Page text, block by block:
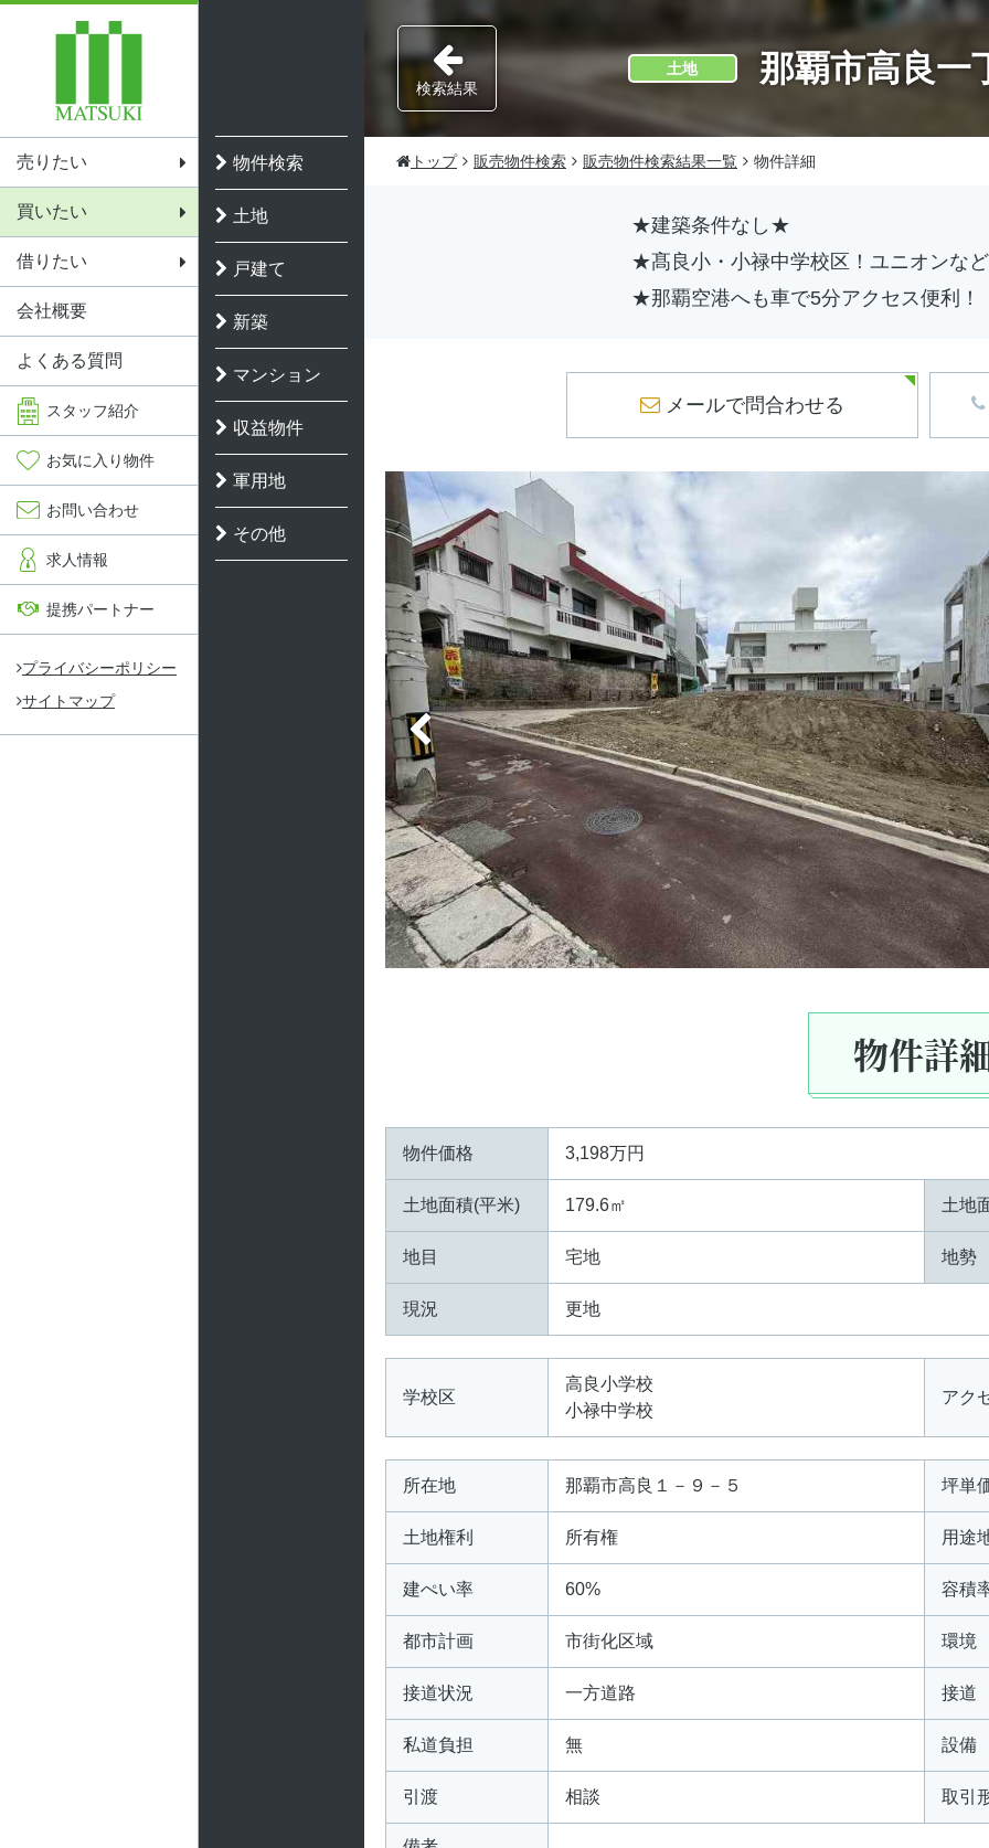
売りたい
買いたい
物件検索
土地
戸建て
新築
マンション
収益物件
軍用地
その他
借りたい
会社概要
よくある質問
スタッフ紹介
お気に入り物件
お問い合わせ
求人情報
提携パートナー
プライバシーポリシー
サイトマップ
検索結果
土地 那覇市高良
トップ 販売物件検索 販売物件検索結果一覧 物件詳細
★建築条件なし★
★髙良小・小禄中学校区！ユニオンな
★那覇空港へも車で5分アクセス便利！
メールで問合わせる
物件詳
物件価格 3,198万円
土地面積(平米) 179.6㎡ 土地
地目 宅地 地勢
現況 更地
学校区
高良小学校
小禄中学校
アク
所在地 那覇市高良１－９－５ 坪単
土地権利 所有権 用途
建ぺい率 60% 容積
都市計画 市街化区域 環境
接道状況 一方道路 接道
私道負担 無 設備
引渡 相談 取引